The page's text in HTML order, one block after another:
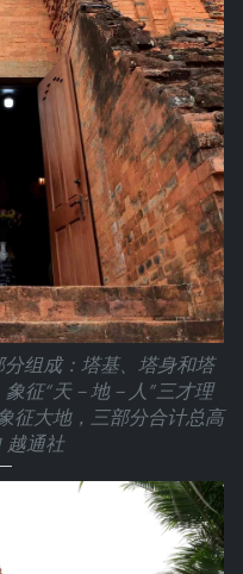
组成：塔基、塔身和塔
征“天－地－人”三才理
征大地，三部分合计总高
越通社